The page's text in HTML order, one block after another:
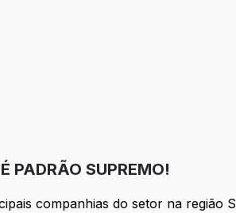
PADRÃO SUPREMO!
companhias do setor na região